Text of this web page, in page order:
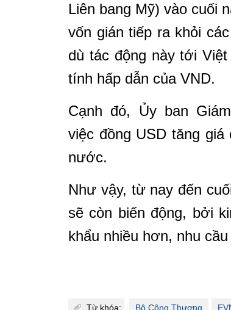
Liên bang Mỹ) vào cuối
vốn gián tiếp ra khỏi
dù tác động này tới
tính hấp dẫn của VND.
Cạnh đó, Ủy ban
việc đồng USD tăng
nước.
Như vậy, từ nay đến
sẽ còn biến động, bởi
khẩu nhiều hơn, nhu
Từ khóa: Bộ Công Thương